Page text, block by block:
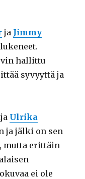
ja Jimmy
hallittu
syvyyttä ja
Ulrika
ja jälki on sen
mutta erittäin
ei ole